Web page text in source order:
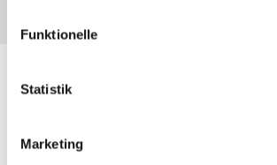
Funktionelle
Statistik
Marketing
Alle registrerede artikler fordelt på